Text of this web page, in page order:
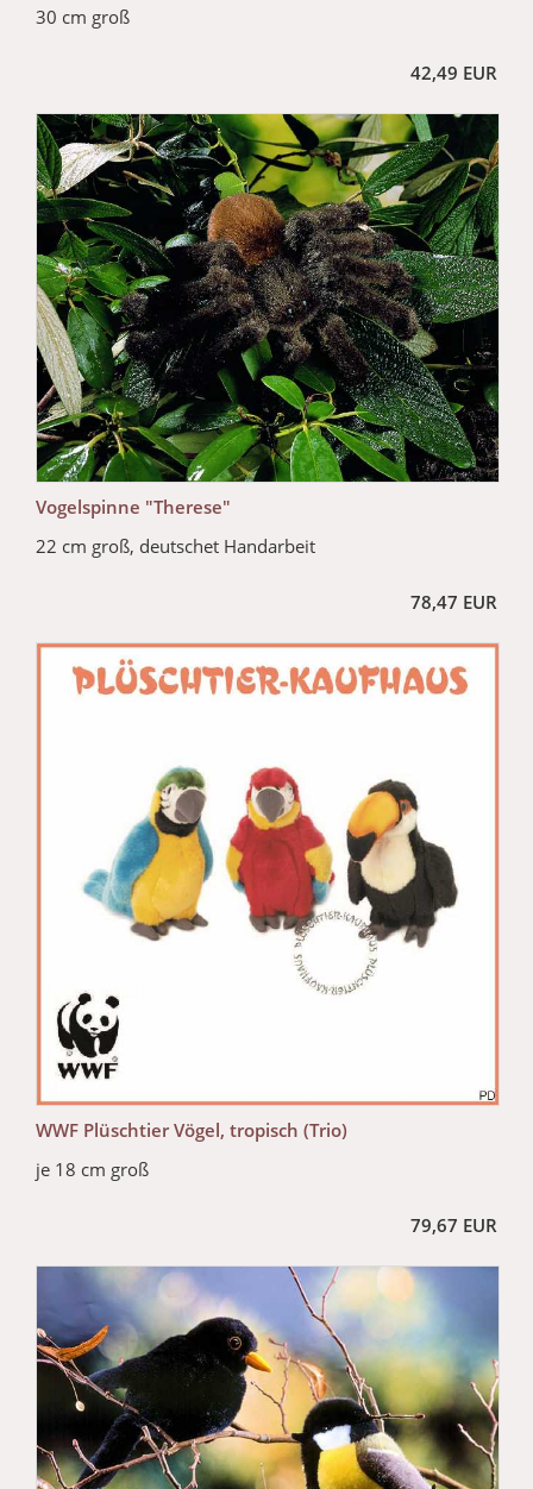
30 cm groß
42,49 EUR
Vogelspinne "Therese"
22 cm groß, deutschet Handarbeit
78,47 EUR
WWF Plüschtier Vögel, tropisch (Trio)
je 18 cm groß
79,67 EUR